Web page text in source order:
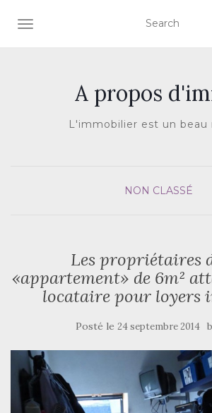
AFFICHER/MASQUER LA
A propos
L'immobilier est un beau
NON CLASSÉ
Les propriétaires
«appartement» de 6m²
locataire pour loyers
Posté le 24 septembre 2014